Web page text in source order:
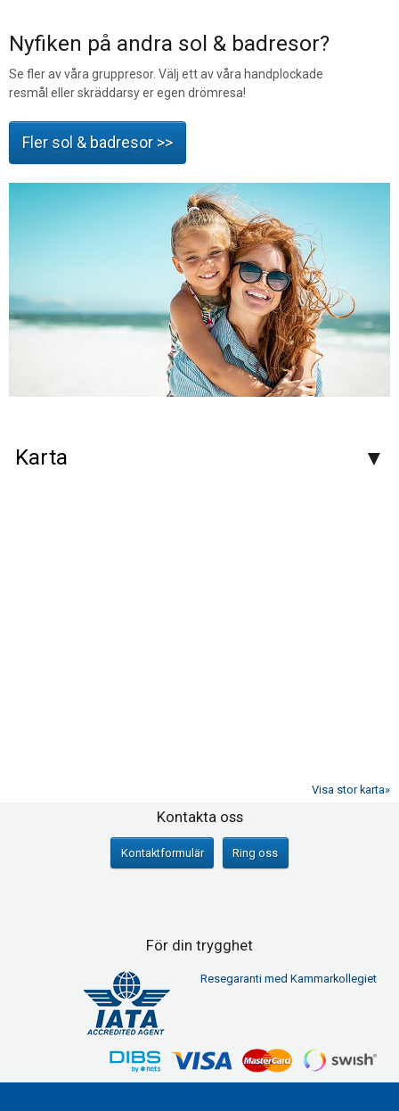
Nyfiken på andra sol & badresor?
Se fler av våra gruppresor. Välj ett av våra handplockade
resmål eller skräddarsy er egen drömresa!
Fler sol & badresor >>
Karta
Visa stor karta»
Sociala medier
Kontakta oss
Kontaktformulär Ring oss
För din trygghet
Resegaranti med Kammarkollegiet